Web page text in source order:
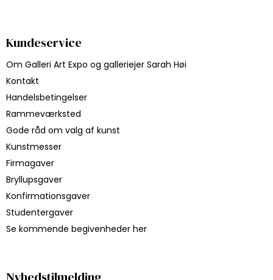
Kundeservice
Om Galleri Art Expo og galleriejer Sarah Høi
Kontakt
Handelsbetingelser
Rammeværksted
Gode råd om valg af kunst
Kunstmesser
Firmagaver
Bryllupsgaver
Konfirmationsgaver
Studentergaver
Se kommende begivenheder her